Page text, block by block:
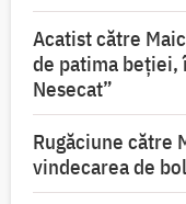
Acatist către
de patima beției,
Nesecat”
Rugăciune către
vindecarea de